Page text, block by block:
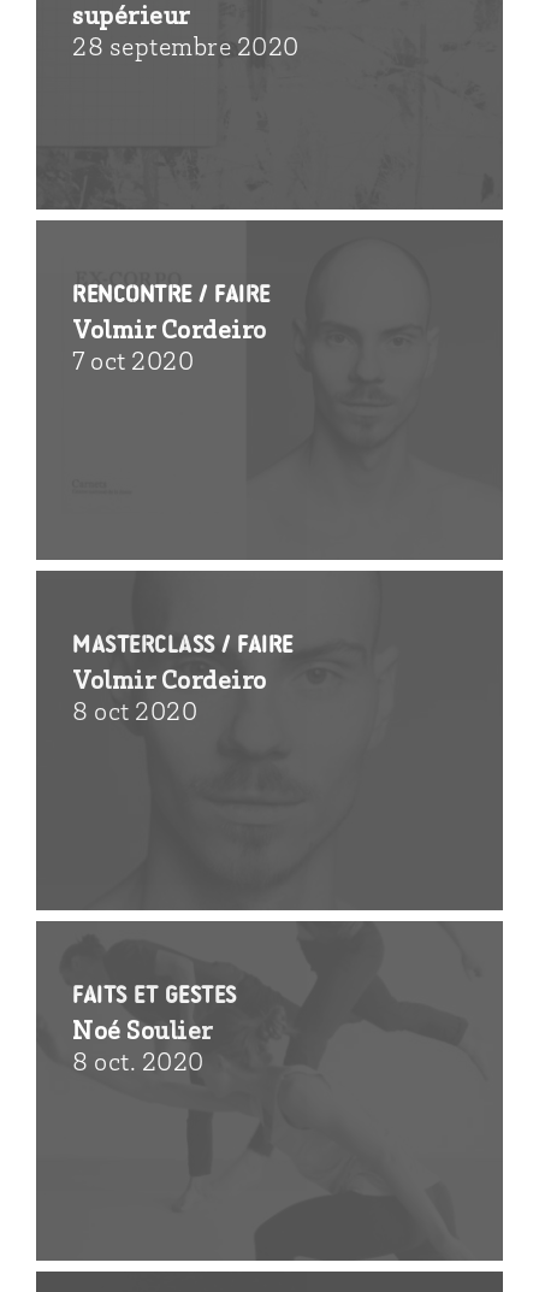
supérieur
28 septembre 2020
Rencontre / FAIRE
Volmir Cordeiro
7 oct 2020
MasterClass / FAIRE
Volmir Cordeiro
8 oct 2020
Faits et gestes
Noé Soulier
8 oct. 2020